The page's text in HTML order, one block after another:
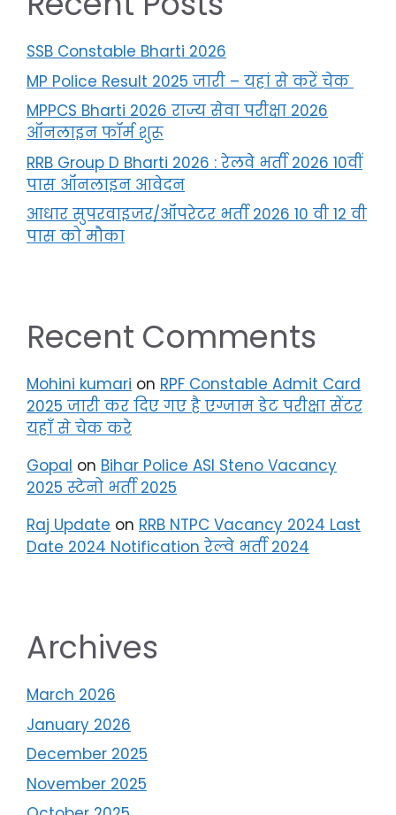
SSB Constable Bharti 2026
MP Police Result 2025 जारी – यहां से करें चेक
MPPCS Bharti 2026 राज्य सेवा परीक्षा 2026
ऑनलाइन फॉर्म शुरू
RRB Group D Bharti 2026 : रेलवे भर्ती 2026 10वीं
पास ऑनलाइन आवेदन
आधार सुपरवाइजर/ऑपरेटर भर्ती 2026 10 वी 12 वी
पास को मौका
Recent Comments
Mohini kumari on RPF Constable Admit Card
2025 जारी कर दिए गए है एग्जाम डेट परीक्षा सेंटर
यहाँ से चेक करे
Gopal on Bihar Police ASI Steno Vacancy
2025 स्टेनो भर्ती 2025
Raj Update on RRB NTPC Vacancy 2024 Last
Date 2024 Notification रेल्वे भर्ती 2024
Archives
March 2026
January 2026
December 2025
November 2025